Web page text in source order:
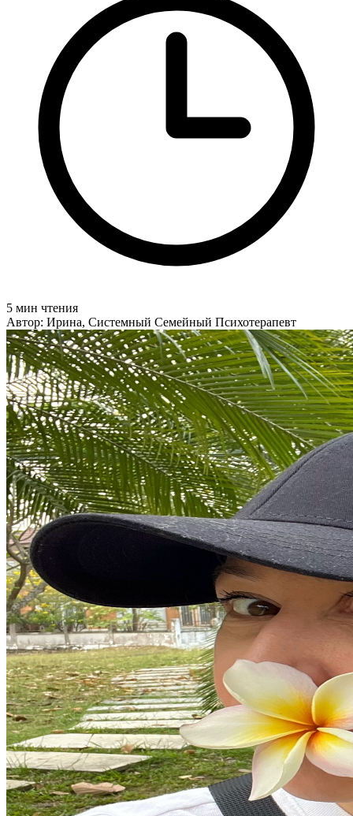
5 мин чтения
Автор: Ирина, Системный Семейный Психотерапевт